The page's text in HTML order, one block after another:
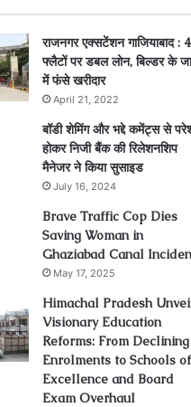
राजनगर एक्सटेंशन गाजियाबाद :
फ्लैटों पर डबल लोन, बिल्डर के
में फंसे खरीदार
April 21, 2022
बॉडी शेमिंग और भद्दे कमेंट्स से
होकर निजी बैंक की रिलेशनशिप
मैनेजर ने किया सुसाइड
July 16, 2024
Brave Traffic Cop Dies
Saving Woman in
Ghaziabad Canal
May 17, 2025
Himachal Pradesh
Visionary Education
Reforms: From Declining
Enrolments to Schools of
Excellence and Board
Exam Overhaul